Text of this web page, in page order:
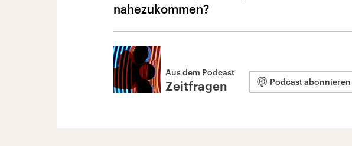
nahezukommen?
Aus dem Podcast
Zeitfragen Podcast abonnieren